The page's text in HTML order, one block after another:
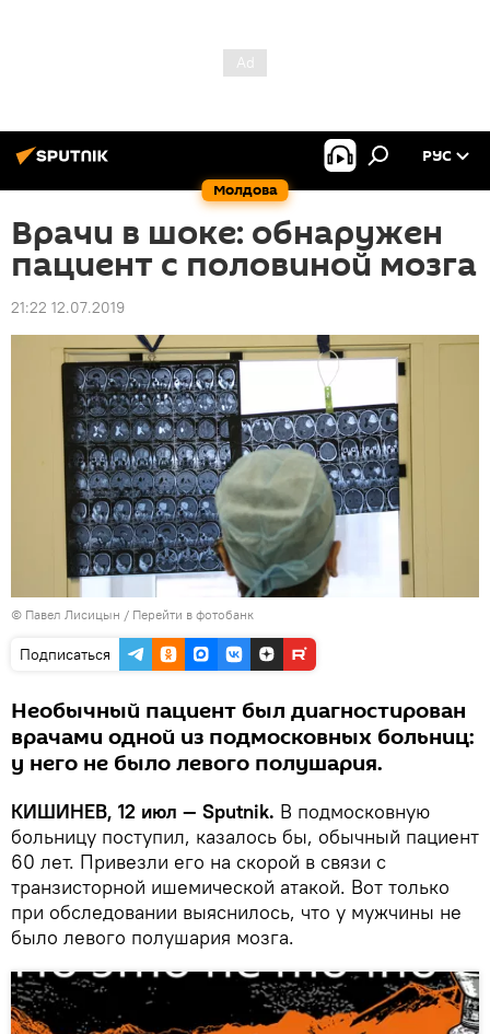
Молдова
РУС
Врачи в шоке: обнаружен
пациент с половиной мозга
21:22 12.07.2019
© Павел Лисицын / Перейти в фотобанк
Подписаться
Необычный пациент был диагностирован
врачами одной из подмосковных больниц:
у него не было левого полушария.
КИШИНЕВ, 12 июл — Sputnik. В подмосковную
больницу поступил, казалось бы, обычный пациент
60 лет. Привезли его на скорой в связи с
транзисторной ишемической атакой. Вот только
при обследовании выяснилось, что у мужчины не
было левого полушария мозга.